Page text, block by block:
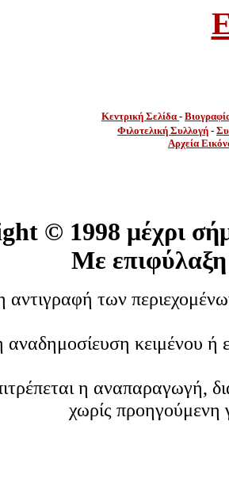
Κεντρική Σελίδα -
Φιλοτελική Συλλογή -
Αρχεία
© 1998 μέχρι
Με επιφύλαξη
αντιγραφή των
αναδημοσίευση κειμένου
η αναπαραγωγή,
χωρίς προηγούμενη